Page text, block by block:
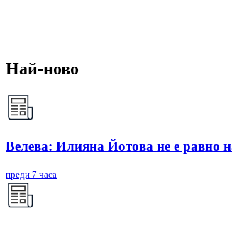
Най-ново
Велева: Илияна Йотова не е равно
преди 7 часа